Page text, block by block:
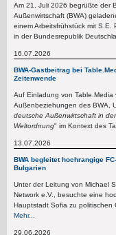
Am 21. Juli 2026 begrüßte der
Außenwirtschaft (BWA)
einem Arbeitsfrühstück mit S.E.
in der Bundesrepublik
16.07.2026
BWA-Gastbeitrag bei
Zeitenwende
Auf Einladung von
Außenbeziehungen des BWA,
deutsche Außenwirtschaft in
Weltordnung" im Kontext des
13.07.2026
BWA begleitet hochrangige
Bulgarien
Unter der Leitung von Michael
Network e.V., besuchte eine
Hauptstadt Sofia zu politischen
Mehr...
29.06.2026